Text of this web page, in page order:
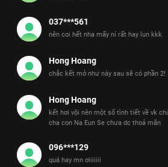
037***561
nên coi hết nha mấy ní rất hay lun kkk
Hong Hoang
chắc kết mở như này sau sẽ có phần 2!
Hong Hoang
kết hơi vội nên một số tình tiết về vk
cha con Na Eun Se chưa dc thoả mãn
096***129
quá hay mn ơiiiiiii